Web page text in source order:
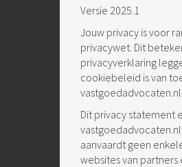
Versie 2025.1
Jouw privacy is voor
privacywet. Dit
privacyverklaring
cookiebeleid is van
vastgoedadvocaten.nl.
⁣Dit privacy statement
aanvaardt geen
websites van partners